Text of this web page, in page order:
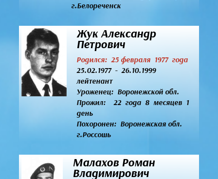
г.Белореченск
Жук Александр
Петрович
Родился: 25 февраля 1977 года
25.02.1977 - 26.10.1999
лейтенант
Уроженец: Воронежской обл.
Прожил: 22 года 8 месяцев 1
день
Похоронен: Воронежская обл.
г.Россошь
Малахов Роман
Владимирович